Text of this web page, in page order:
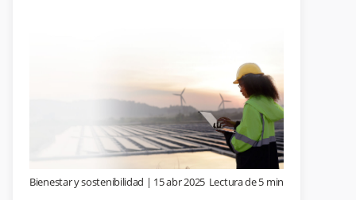
Bienestar y sostenibilidad | 15 abr 2025 Lectura de5 min